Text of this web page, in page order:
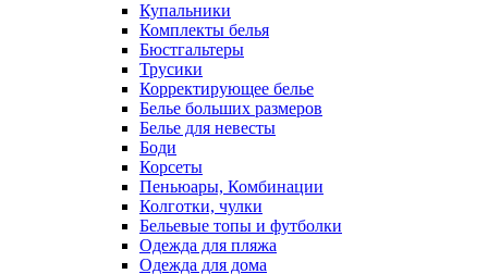
Купальники
Комплекты белья
Бюстгальтеры
Трусики
Корректирующее белье
Белье больших размеров
Белье для невесты
Боди
Корсеты
Пеньюары, Комбинации
Колготки, чулки
Бельевые топы и футболки
Одежда для пляжа
Одежда для дома